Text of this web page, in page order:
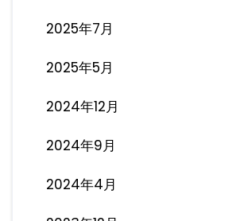
2025年7月
2025年5月
2024年12月
2024年9月
2024年4月